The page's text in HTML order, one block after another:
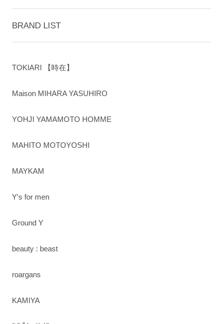
BRAND LIST
TOKIARI 【時在】
Maison MIHARA YASUHIRO
YOHJI YAMAMOTO HOMME
MAHITO MOTOYOSHI
MAYKAM
Y's for men
Ground Y
beauty : beast
roargans
KAMIYA